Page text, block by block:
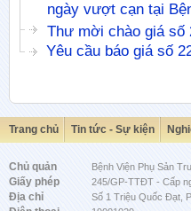
ngày vượt cạn tại
Thư mời chào giá số
Yêu cầu báo giá số
Trang chủ Tin tức - Sự kiện
Chủ quản Bệnh Viện Phụ Sản
Giấy phép 245/GP-TTĐT - Cấp
Địa chỉ Số 1 Triệu Quốc Đạt,